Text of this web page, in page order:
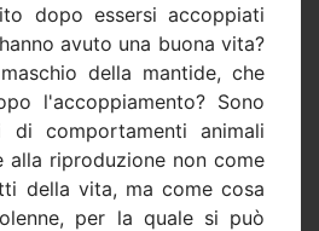
dopo essersi accoppiati
avuto una buona vita?
della mantide, che
l'accoppiamento? Sono
di comportamenti animali
alla riproduzione non come
della vita, ma come cosa
per la quale si può